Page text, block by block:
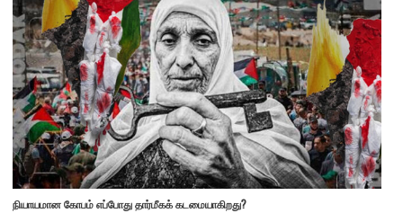
நியாயமான கோபம் எப்போது தார்மீகக் கடமையாகிறது?